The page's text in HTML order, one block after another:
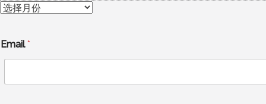
归
Email*